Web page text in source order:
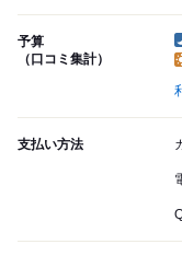
予算
（口コミ集計）
支払い方法